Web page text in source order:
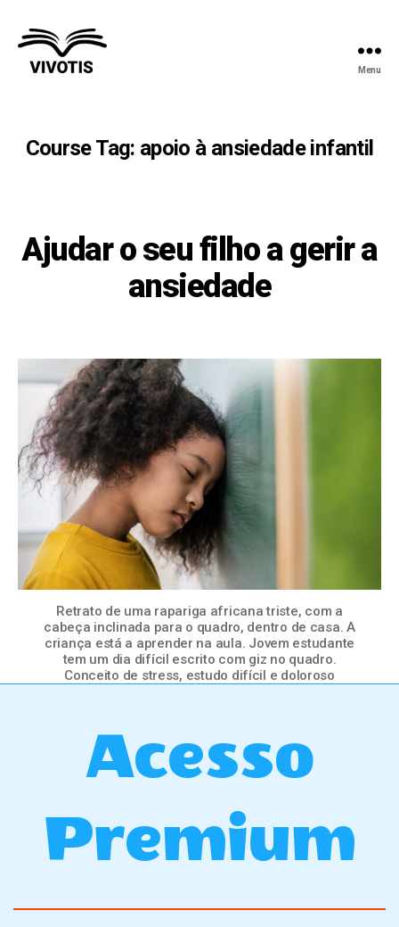
Menu
Course Tag: apoio à ansiedade infantil
Ajudar o seu filho a gerir a
ansiedade
Retrato de uma rapariga africana triste, com a
cabeça inclinada para o quadro, dentro de casa. A
criança está a aprender na aula. Jovem estudante
tem um dia difícil escrito com giz no quadro.
Conceito de stress, estudo difícil e doloroso
Acesso
Premium